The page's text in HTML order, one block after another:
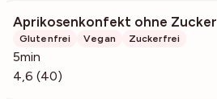
Aprikosenkonfekt ohne Zucker
Glutenfrei Vegan Zuckerfrei
5min
4,6 (40)